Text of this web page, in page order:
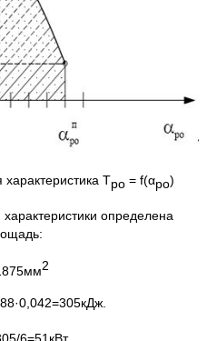
Тро = f(αро)
определена
2
6=51кВт.